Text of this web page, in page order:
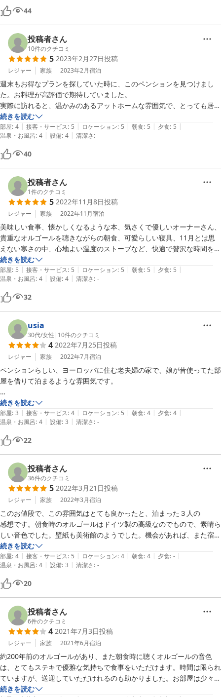
とができて感激しました。子どもたちにも優しく。朝食のオルゴールが
圧巻でした。別世界にトリップしたような気分になれました。貸切のお
風呂では家族水いらずで、ゆっくり癒されて最高の時間でした。本当に
ありがとうございます。
44
投稿者さん
10件のクチコミ
5 2023年2月27日投稿
レジャー 家族 2023年2月宿泊
週末もお得なプランを探していた時に、このペンションを見つけまし
た。お料理が高評価で期待していました。
実際に訪れると、温かみのあるアットホームな雰囲気で、とっても居心
地良い空間でした。お料理はどれも丁寧に作られていて、最後まで美味
しくいただきました。冬メニューで身体が温まりました。
ダイニングには、今まで見たことのないオルゴールがあり、感激しまし
た。まるでオルゴール博物館のようでした。とても良い思い出になりま
した。
温かいおもてなしをありがとうございました。
続きを読む
部屋: 4 | 接客・サービス: 5 | ロケーション: 5 | 朝食: 5 | 夕食: 5 |
温泉・お風呂: 4 | 設備: 4 | 清潔さ: -
40
投稿者さん
1件のクチコミ
5 2022年11月8日投稿
レジャー 家族 2022年11月宿泊
美味しい食事、懐かしくなるような本、気さくで優しいオーナーさん、
貴重なオルゴールを聴きながらの朝食、可愛らしい寝具、11月とは思
えない寒さの中、心地よい温度のストーブなど、快適で贅沢な時間を過
ごしました。お値段も手頃で、日光に来たときにはまた利用したい宿で
す。
続きを読む
部屋: 5 | 接客・サービス: 5 | ロケーション: 5 | 朝食: 5 | 夕食: 5 |
温泉・お風呂: 4 | 設備: 4 | 清潔さ: -
32
usia
30代/女性 | 10件のクチコミ
4 2022年7月25日投稿
レジャー 家族 2022年7月宿泊
ペンションらしい、ヨーロッパに住む老夫婦の家で、娘が昔使ってた部
屋を借りて泊まるような雰囲気です。
庭には天然のきのこが生えていました！
食事はとてもよかったです。
レタスのサラダかわ何故かとても美味しい！
キノコシチューのパイ包み？もとっても美味しいです。
お布団がぺったんこのタイプだったことが少し残念ですが、ペンション
らしさを楽しめました。
朝食のときは他のお客様と一緒で、幼稚園生くらいの男の子達は、大き
な音のオルゴールに興味津々で楽しそうでした(^^)
音色は【そうだ、京都へ行こう】のCMのあの曲でした？
場所も東照宮から車で10分もかからない立地でとても便利だと思いま
続きを読む
部屋: 3 | 接客・サービス: 4 | ロケーション: 5 | 朝食: 4 | 夕食: 4 |
温泉・お風呂: 4 | 設備: 3 | 清潔さ: -
22
投稿者さん
36件のクチコミ
5 2022年3月21日投稿
レジャー 家族 2022年3月宿泊
このお値段で、この雰囲気はとても良かったと、泊まった３人の
感想です。朝食時のオルゴールはドイツ製の高級なのでもので、素晴ら
しい音色でした。壁紙も美術館のようでした。機会があれば、また宿泊
したいと思う宿です。
続きを読む
部屋: 4 | 接客・サービス: 5 | ロケーション: 4 | 朝食: 4 | 夕食: - |
温泉・お風呂: 4 | 設備: 3 | 清潔さ: -
20
投稿者さん
6件のクチコミ
4 2021年7月3日投稿
レジャー 家族 2021年6月宿泊
約200年前のオルゴールがあり、また朝食時に聴くオルゴールの音色
は、とてもステキで優雅な気持ちで食事をいただけます。時間は限られ
ていますが、送迎していただけれるのも助かりました。お部屋は少々狭
いですが、お風呂とトイレがついています。私たちは1階にあるお風呂
続きを読む